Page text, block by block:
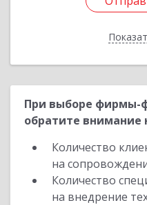
При выборе фирмы-
обратите внимание
Количество
на
Количество
на внедрение